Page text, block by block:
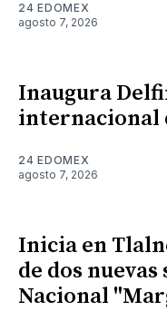
24 EDOMEX
agosto 7, 2026
Inaugura
internacional
24 EDOMEX
agosto 7, 2026
Inicia en
de dos
Nacional